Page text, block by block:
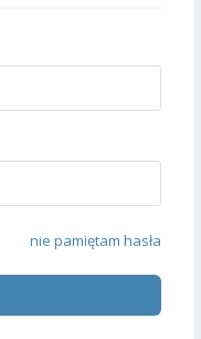
nie pamiętam hasła